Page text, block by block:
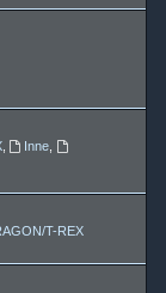
, Inne
T-REX